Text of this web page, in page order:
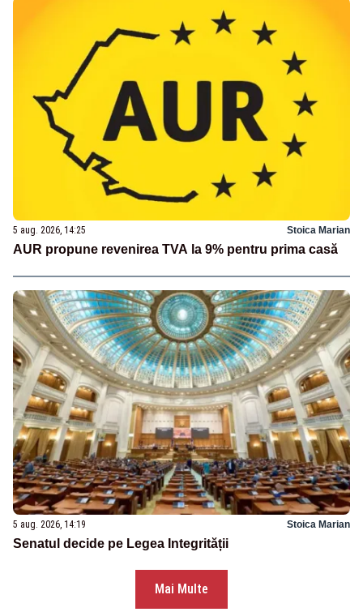
5 aug. 2026, 14:25 Stoica Marian
AUR propune revenirea TVA la 9% pentru prima casă
5 aug. 2026, 14:19 Stoica Marian
Senatul decide pe Legea Integrității
Mai Multe